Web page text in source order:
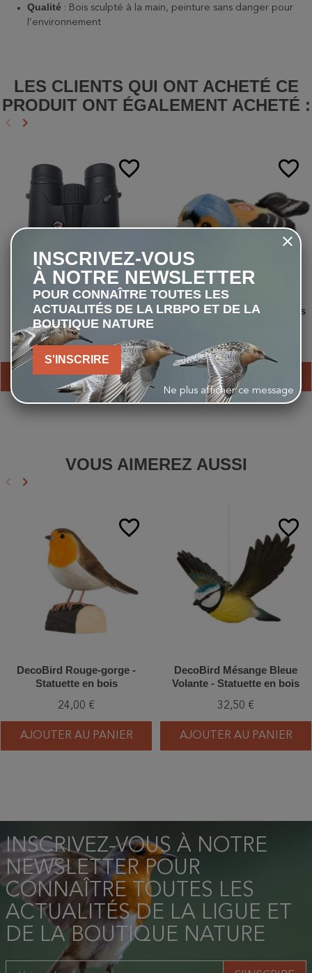
Qualité : Bois sculpté à la main, peinture sans danger pour
l’environnement
LES CLIENTS QUI ONT ACHETÉ CE
PRODUIT ONT ÉGALEMENT ACHETÉ :
Précédent
keyboard_arrow_left Suivant
keyboard_arrow_right
favorite_border
LRBPO - Robin 10x42 -
Jumelles
135,00 €
AJOUTER AU PANIER
favorite_border
Peluche sonore - Pinson des
11,90 €
AJOUTER AU PANIER
VOUS AIMEREZ AUSSI
Précédent
keyboard_arrow_left Suivant
keyboard_arrow_right
favorite_border
DecoBird Rouge-gorge -
Statuette en bois
24,00 €
AJOUTER AU PANIER
favorite_border
DecoBird Mésange Bleue
Volante - Statuette en bois
32,50 €
AJOUTER AU PANIER
INSCRIVEZ-VOUS À NOTRE
NEWSLETTER POUR
CONNAÎTRE TOUTES LES
ACTUALITÉS DE LA LIGUE ET
DE LA BOUTIQUE NATURE
INSCRIVEZ-VOUS
À NOTRE NEWSLETTER
POUR CONNAÎTRE TOUTES LES
ACTUALITÉS DE LA LRBPO ET DE LA
BOUTIQUE NATURE
S'INSCRIRE
Ne plus afficher ce message